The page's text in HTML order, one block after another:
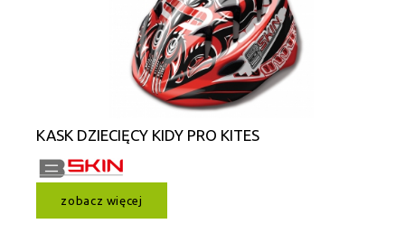
KASK DZIECIĘCY KIDY PRO KITES
zobacz więcej